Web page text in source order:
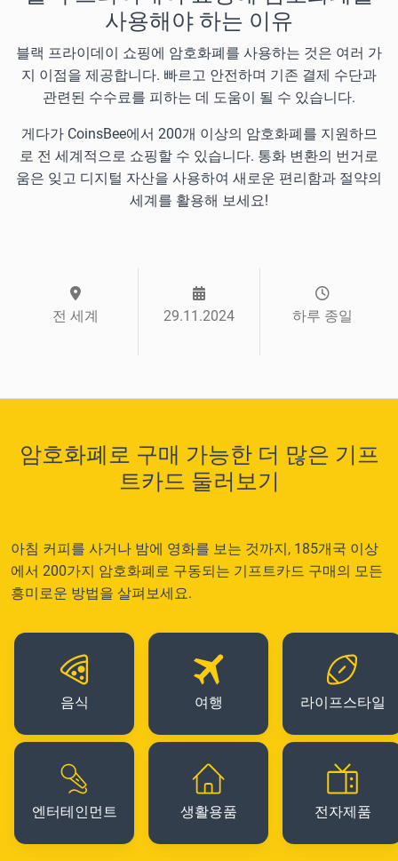
사용해야 하는 이유
블랙 프라이데이 쇼핑에 암호화폐를 사용하는 것은 여러 가
지 이점을 제공합니다. 빠르고 안전하며 기존 결제 수단과
관련된 수수료를 피하는 데 도움이 될 수 있습니다.
게다가 CoinsBee에서 200개 이상의 암호화폐를 지원하므
로 전 세계적으로 쇼핑할 수 있습니다. 통화 변환의 번거로
움은 잊고 디지털 자산을 사용하여 새로운 편리함과 절약의
세계를 활용해 보세요!
전 세계 29.11.2024 하루 종일
암호화폐로 구매 가능한 더 많은 기프
트카드 둘러보기
아침 커피를 사거나 밤에 영화를 보는 것까지, 185개국 이상
에서 200가지 암호화폐로 구동되는 기프트카드 구매의 모든
흥미로운 방법을 살펴보세요.
음식 여행 라이프스타일
엔터테인먼트 생활용품 전자제품